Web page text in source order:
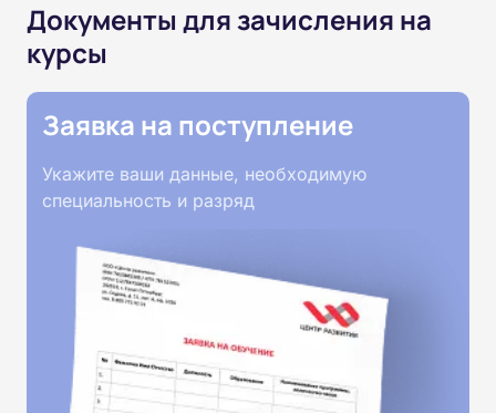
Документы для зачисления на
курсы
Заявка на поступление
Укажите ваши данные, необходимую
специальность и разряд